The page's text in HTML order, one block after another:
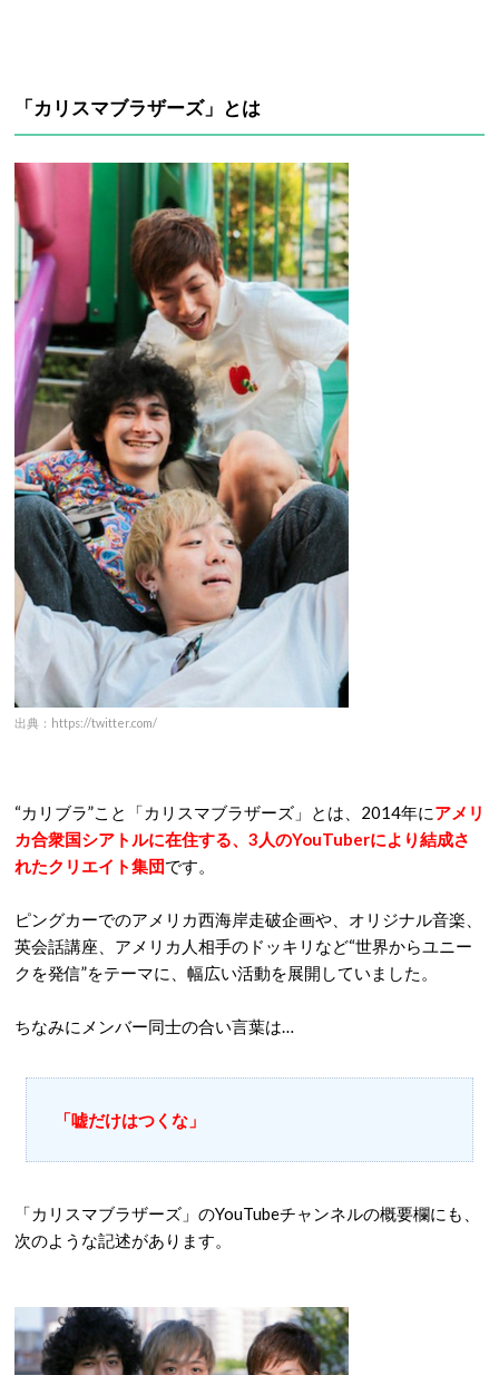
「カリスマブラザーズ」とは
出典：https://twitter.com/
“カリブラ”こと「カリスマブラザーズ」とは、2014年にアメリ
カ合衆国シアトルに在住する、3人のYouTuberにより結成さ
れたクリエイト集団です。
ピングカーでのアメリカ西海岸走破企画や、オリジナル音楽、
英会話講座、アメリカ人相手のドッキリなど“世界からユニー
クを発信”をテーマに、幅広い活動を展開していました。
ちなみにメンバー同士の合い言葉は…
「嘘だけはつくな」
「カリスマブラザーズ」のYouTubeチャンネルの概要欄にも、
次のような記述があります。